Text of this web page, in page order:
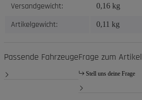
Versandgewicht: 0,16 kg
Artikelgewicht: 0,11 kg
Passende FahrzeugeFrage zum Artikel
Stell uns deine Frage